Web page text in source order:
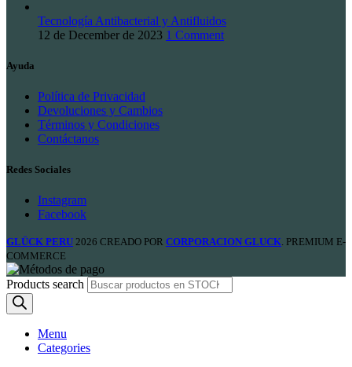
Tecnología Antibacterial y Antifluidos
12 de December de 2023 1 Comment
Ayuda
Política de Privacidad
Devoluciones y Cambios
Términos y Condiciones
Contáctanos
Redes Sociales
Instagram
Facebook
GLÜCK PERU 2026 CREADO POR CORPORACION GLUCK. PREMIUM E-
COMMERCE
Products search
Menu
Categories